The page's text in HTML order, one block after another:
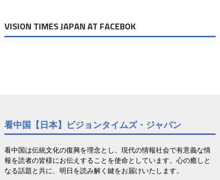
VISION TIMES JAPAN AT FACEBOK
看中国【日本】ビジョンタイムズ・ジャパン
看中国は伝統文化の復興を理念とし、現代の情報社会で有意義な情
報を読者の皆様にお伝えすることを使命としています。心の癒しと
なる話題と共に、明日を読み解く鍵をお届けいたします。